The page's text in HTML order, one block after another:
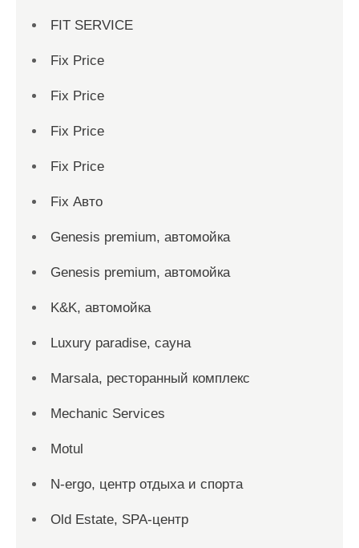
FIT SERVICE
Fix Price
Fix Price
Fix Price
Fix Price
Fix Авто
Genesis premium, автомойка
Genesis premium, автомойка
K&K, автомойка
Luxury paradise, сауна
Marsala, ресторанный комплекс
Mechanic Services
Motul
N-ergo, центр отдыха и спорта
Old Estate, SPA-центр